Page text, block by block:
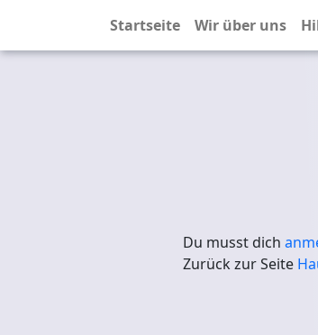
Startseite Wir über uns
Du musst dich
Zurück zur Seite